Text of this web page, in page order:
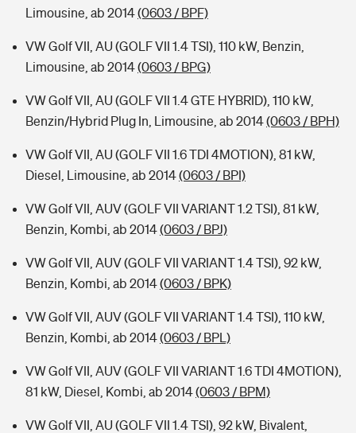
Limousine, ab 2014(0603 / BPF)
VW Golf VII, AU (GOLF VII 1.4 TSI), 110 kW, Benzin,
Limousine, ab 2014(0603 / BPG)
VW Golf VII, AU (GOLF VII 1.4 GTE HYBRID), 110 kW,
Benzin/Hybrid Plug In, Limousine, ab 2014(0603 / BPH)
VW Golf VII, AU (GOLF VII 1.6 TDI 4MOTION), 81 kW,
Diesel, Limousine, ab 2014(0603 / BPI)
VW Golf VII, AUV (GOLF VII VARIANT 1.2 TSI), 81 kW,
Benzin, Kombi, ab 2014(0603 / BPJ)
VW Golf VII, AUV (GOLF VII VARIANT 1.4 TSI), 92 kW,
Benzin, Kombi, ab 2014(0603 / BPK)
VW Golf VII, AUV (GOLF VII VARIANT 1.4 TSI), 110 kW,
Benzin, Kombi, ab 2014(0603 / BPL)
VW Golf VII, AUV (GOLF VII VARIANT 1.6 TDI 4MOTION),
81 kW, Diesel, Kombi, ab 2014(0603 / BPM)
VW Golf VII, AU (GOLF VII 1.4 TSI), 92 kW, Bivalent,